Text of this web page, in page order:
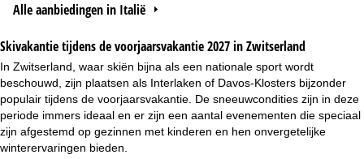
Alle aanbiedingen in Italië
Skivakantie tijdens de voorjaarsvakantie 2027 in Zwitserland
In Zwitserland, waar skiën bijna als een nationale sport wordt
beschouwd, zijn plaatsen als Interlaken of Davos-Klosters bijzonder
populair tijdens de voorjaarsvakantie. De sneeuwcondities zijn in deze
periode immers ideaal en er zijn een aantal evenementen die speciaal
zijn afgestemd op gezinnen met kinderen en hen onvergetelijke
winterervaringen bieden.